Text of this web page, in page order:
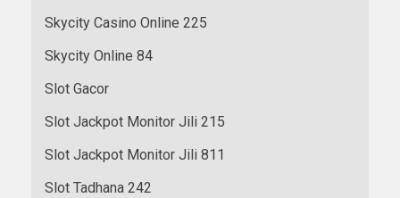
Skycity Casino Online 225
Skycity Online 84
Slot Gacor
Slot Jackpot Monitor Jili 215
Slot Jackpot Monitor Jili 811
Slot Tadhana 242